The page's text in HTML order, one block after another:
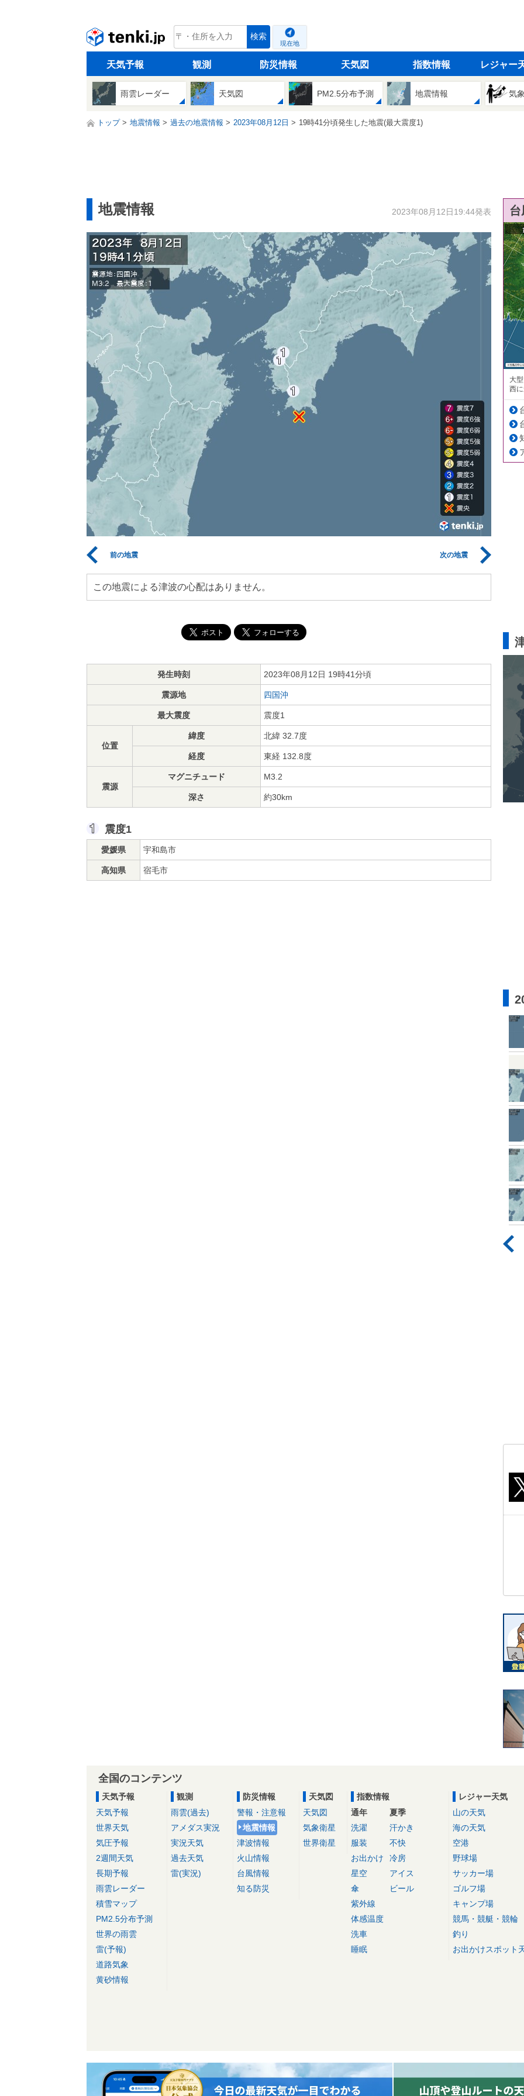
tenki.jp 検索
現在地
天気予報 観測 防災情報 天気図 指数情報 レジャー
雨雲レーダー 天気図 PM2.5分布予測 地震情報 気
トップ 地震情報 過去の地震情報 2023年08月12日 19時41分頃発生した地震(最大震度1)
地震情報 2023年08月12日19:44発表
前の地震 次の地震
この地震による津波の心配はありません。
発生時刻 2023年08月12日 19時41分頃
震源地 四国沖
最大震度 震度1
位置
緯度 北緯 32.7度
経度 東経 132.8度
震源
マグニチュード M3.2
深さ 約30km
震度1
愛媛県 宇和島市
高知県 宿毛市
大
西
全国のコンテンツ
天気予報
天気予報
世界天気
気圧予報
2週間天気
長期予報
雨雲レーダー
積雪マップ
PM2.5分布予測
世界の雨雲
雷(予報)
道路気象
黄砂情報
観測
雨雲(過去)
アメダス実況
実況天気
過去天気
雷(実況)
防災情報
警報・注意報
地震情報
津波情報
火山情報
台風情報
知る防災
天気図
天気図
気象衛星
世界衛星
指数情報
通年
洗濯
服装
お出かけ
星空
傘
紫外線
体感温度
洗車
睡眠
夏季
汗かき
不快
冷房
アイス
ビール
レジャー天気
山の天気
海の天気
空港
野球場
サッカー場
ゴルフ場
キャンプ場
競馬・競艇・競輪
釣り
お出かけスポット